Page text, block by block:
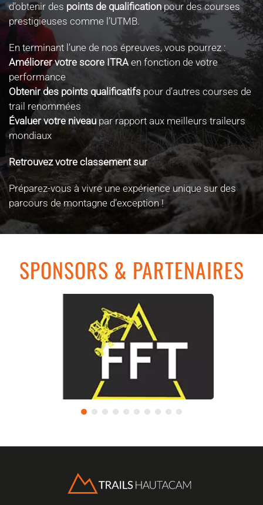
d’obtenir des points de qualificationpour des courses
prestigieuses comme l’UTMB.
En terminant l’une de nos épreuves, vous pourrez :
Améliorer votre score ITRA en fonction de votre
performance
Obtenir des points qualificatifs pour d’autres courses de
trail renommées
Évaluer votre niveau par rapport aux meilleurs traileurs
mondiaux
Retrouvez votre classement sur www.itra.run
Préparez-vous à vivre une expérience unique sur des
parcours de montagne d’exception !
SPONSORS & PARTENAIRES